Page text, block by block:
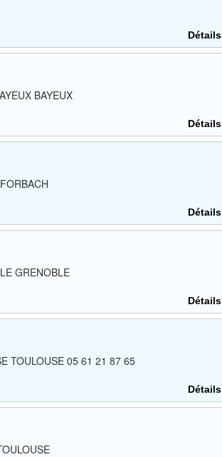
Détails
BAYEUX
Détails
Détails
GRENOBLE
Détails
TOULOUSE 05 61 21 87 65
Détails